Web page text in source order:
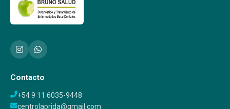
Contacto
+54 9 11 6035-9448
centrolaprida@gmail.com